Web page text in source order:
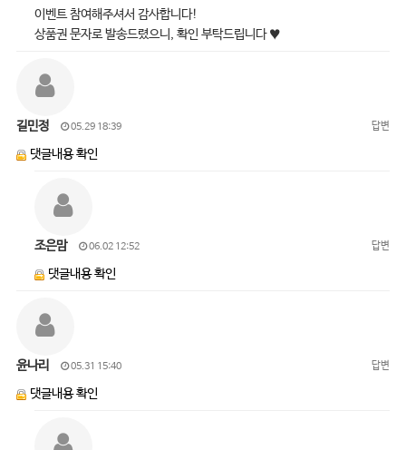
이벤트 참여해주셔서 감사합니다!
상품권 문자로 발송드렸으니, 확인 부탁드립니다 ♥
길민정 05.29 18:39 답변
댓글내용 확인
조은맘 06.02 12:52 답변
댓글내용 확인
윤나리 05.31 15:40 답변
댓글내용 확인